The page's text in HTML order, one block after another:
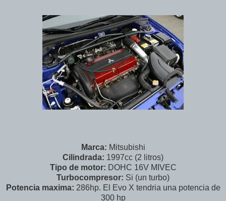
Marca: Mitsubishi
Cilindrada: 1997cc (2 litros)
Tipo de motor: DOHC 16V MIVEC
Turbocompresor: Si (un turbo)
Potencia maxima: 286hp. El Evo X tendria una potencia de
300 hp